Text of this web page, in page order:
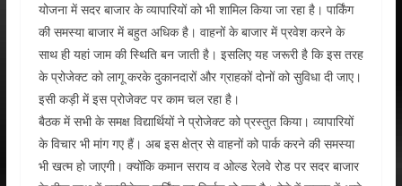
योजना में सदर बाजार के व्यापारियों को भी शामिल किया जा रहा है। पार्किंग
की समस्या बाजार में बहुत अधिक है। वाहनों के बाजार में प्रवेश करने के
साथ ही यहां जाम की स्थिति बन जाती है। इसलिए यह जरूरी है कि इस तरह
के प्रोजेक्ट को लागू करके दुकानदारों और ग्राहकों दोनों को सुविधा दी जाए।
इसी कड़ी में इस प्रोजेक्ट पर काम चल रहा है।
बैठक में सभी के समक्ष विद्यार्थियों ने प्रोजेक्ट को प्रस्तुत किया। व्यापारियों
के विचार भी मांग गए हैं। अब इस क्षेत्र से वाहनों को पार्क करने की समस्या
भी खत्म हो जाएगी। क्योंकि कमान सराय व ओल्ड रेलवे रोड पर सदर बाजार